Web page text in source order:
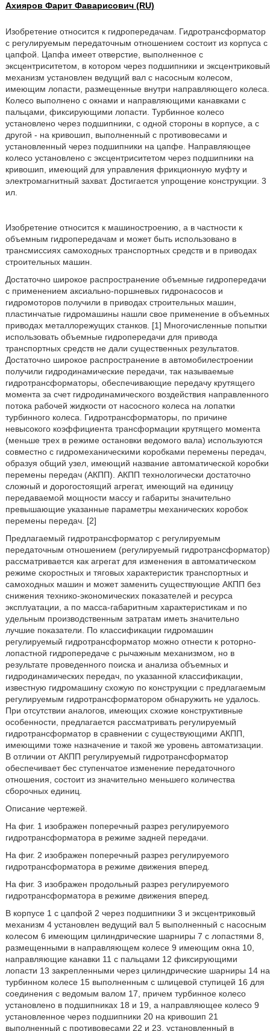
Ахияров Фарит Фаварисович (RU)
Изобретение относится к гидропередачам. Гидротрансформатор
с регулируемым передаточным отношением состоит из корпуса с
цапфой. Цапфа имеет отверстие, выполненное с
эксцентриситетом, в котором через подшипники и эксцентриковый
механизм установлен ведущий вал с насосным колесом,
имеющим лопасти, размещенные внутри направляющего колеса.
Колесо выполнено с окнами и направляющими канавками с
пальцами, фиксирующими лопасти. Турбинное колесо
установлено через подшипники, с одной стороны в корпусе, а с
другой - на кривошип, выполненный с противовесами и
установленный через подшипники на цапфе. Направляющее
колесо установлено с эксцентриситетом через подшипники на
кривошип, имеющий для управления фрикционную муфту и
электромагнитный захват. Достигается упрощение конструкции. 3
ил.
Изобретение относится к машиностроению, а в частности к
объемным гидропередачам и может быть использовано в
трансмиссиях самоходных транспортных средств и в приводах
строительных машин.
Достаточно широкое распространение объемные гидропередачи
с применением аксиально-поршневых гидронасосов и
гидромоторов получили в приводах строительных машин,
пластинчатые гидромашины нашли свое применение в объемных
приводах металлорежущих станков. [1] Многочисленные попытки
использовать объемные гидропередачи для привода
транспортных средств не дали существенных результатов.
Достаточно широкое распространение в автомобилестроении
получили гидродинамические передачи, так называемые
гидротрансформаторы, обеспечивающие передачу крутящего
момента за счет гидродинамического воздействия направленного
потока рабочей жидкости от насосного колеса на лопатки
турбинного колеса. Гидротрансформаторы, по причине
невысокого коэффициента трансформации крутящего момента
(меньше трех в режиме остановки ведомого вала) используются
совместно с гидромеханическими коробками перемены передач,
образуя общий узел, имеющий название автоматической коробки
перемены передач (АКПП). АКПП технологически достаточно
сложный и дорогостоящий агрегат, имеющий на единицу
передаваемой мощности массу и габариты значительно
превышающие указанные параметры механических коробок
перемены передач. [2]
Предлагаемый гидротрансформатор с регулируемым
передаточным отношением (регулируемый гидротрансформатор)
рассматривается как агрегат для изменения в автоматическом
режиме скоростных и тяговых характеристик транспортных и
самоходных машин и может заменить существующие АКПП без
снижения технико-экономических показателей и ресурса
эксплуатации, а по масса-габаритным характеристикам и по
удельным производственным затратам иметь значительно
лучшие показатели. По классификации гидромашин
регулируемый гидротрансформатор можно отнести к роторно-
лопастной гидропередаче с рычажным механизмом, но в
результате проведенного поиска и анализа объемных и
гидродинамических передач, по указанной классификации,
известную гидромашину схожую по конструкции с предлагаемым
регулируемым гидротрансформатором обнаружить не удалось.
При отсутствии аналогов, имеющих схожие конструктивные
особенности, предлагается рассматривать регулируемый
гидротрансформатор в сравнении с существующими АКПП,
имеющими тоже назначение и такой же уровень автоматизации.
В отличии от АКПП регулируемый гидротрансформатор
обеспечивает бес ступенчатое изменение передаточного
отношения, состоит из значительно меньшего количества
сборочных единиц.
Описание чертежей.
На фиг. 1 изображен поперечный разрез регулируемого
гидротрансформатора в режиме задней передачи.
На фиг. 2 изображен поперечный разрез регулируемого
гидротрансформатора в режиме движения вперед.
На фиг. 3 изображен продольный разрез регулируемого
гидротрансформатора в режиме движения вперед.
В корпусе 1 с цапфой 2 через подшипники 3 и эксцентриковый
механизм 4 установлен ведущий вал 5 выполненный с насосным
колесом 6 имеющим цилиндрические шарниры 7 с лопастями 8,
размещенными в направляющем колесе 9 имеющим окна 10,
направляющие канавки 11 с пальцами 12 фиксирующими
лопасти 13 закрепленными через цилиндрические шарниры 14 на
турбинном колесе 15 выполненным с шлицевой ступицей 16 для
соединения с ведомым валом 17, причем турбинное колесо
установлено в подшипниках 18 и 19, а направляющее колесо 9
установленное через подшипники 20 на кривошип 21
выполненный с противовесами 22 и 23, установленный в